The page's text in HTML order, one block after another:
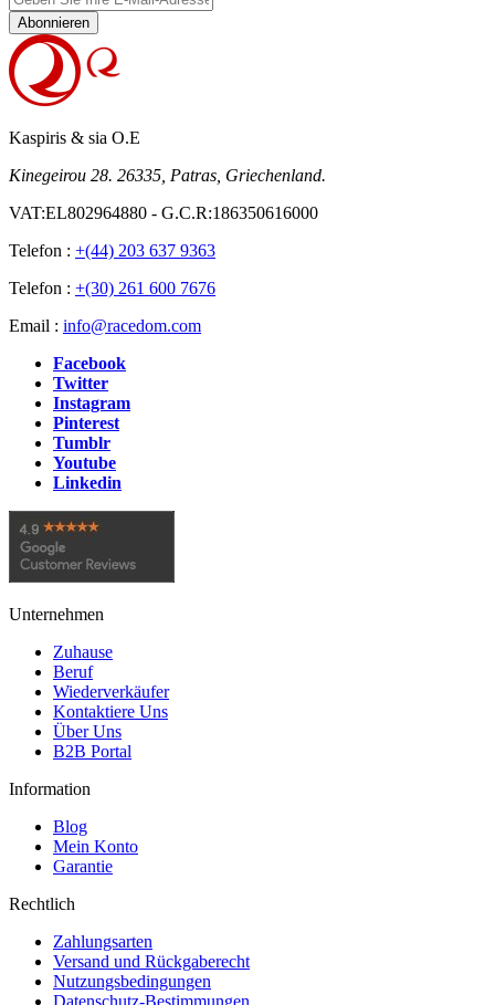
Abonnieren
Kaspiris & sia O.E
Kinegeirou 28. 26335, Patras, Griechenland.
VAT:EL802964880 - G.C.R:186350616000
Telefon : +(44) 203 637 9363
Telefon : +(30) 261 600 7676
Email : info@racedom.com
Facebook
Twitter
Instagram
Pinterest
Tumblr
Youtube
Linkedin
Unternehmen
Zuhause
Beruf
Wiederverkäufer
Kontaktiere Uns
Über Uns
B2B Portal
Information
Blog
Mein Konto
Garantie
Rechtlich
Zahlungsarten
Versand und Rückgaberecht
Nutzungsbedingungen